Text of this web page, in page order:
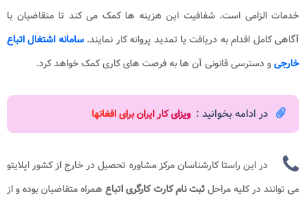
خدمات الزامی است. شفافیت این هزینه ها کمک می کند تا متقاضیان با
آگاهی کامل اقدام به دریافت یا تمدید پروانه کار نمایند.سامانه اشتغال اتباع
خارجیو دسترسی قانونی آن ها به فرصت های کاری کمک خواهد کرد.
در ادامه بخوانید : ویزای کار ایران برای افغانها
در این راستا کارشناسان مرکز مشاوره تحصیل در خارج از کشور اپلایتو
می توانند در کلیه مراحلثبت نام کارت کارگری اتباعهمراه متقاضیان بوده و از